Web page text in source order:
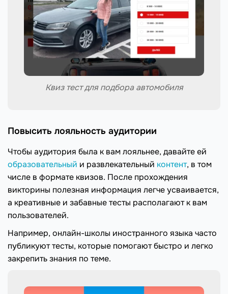
Квиз тест для подбора автомобиля
Повысить лояльность аудитории
Чтобы аудитория была к вам лояльнее, давайте ей
образовательный и развлекательный контент, в том
числе в формате квизов. После прохождения
викторины полезная информация легче усваивается,
а креативные и забавные тесты располагают к вам
пользователей.
Например, онлайн-школы иностранного языка часто
публикуют тесты, которые помогают быстро и легко
закрепить знания по теме.